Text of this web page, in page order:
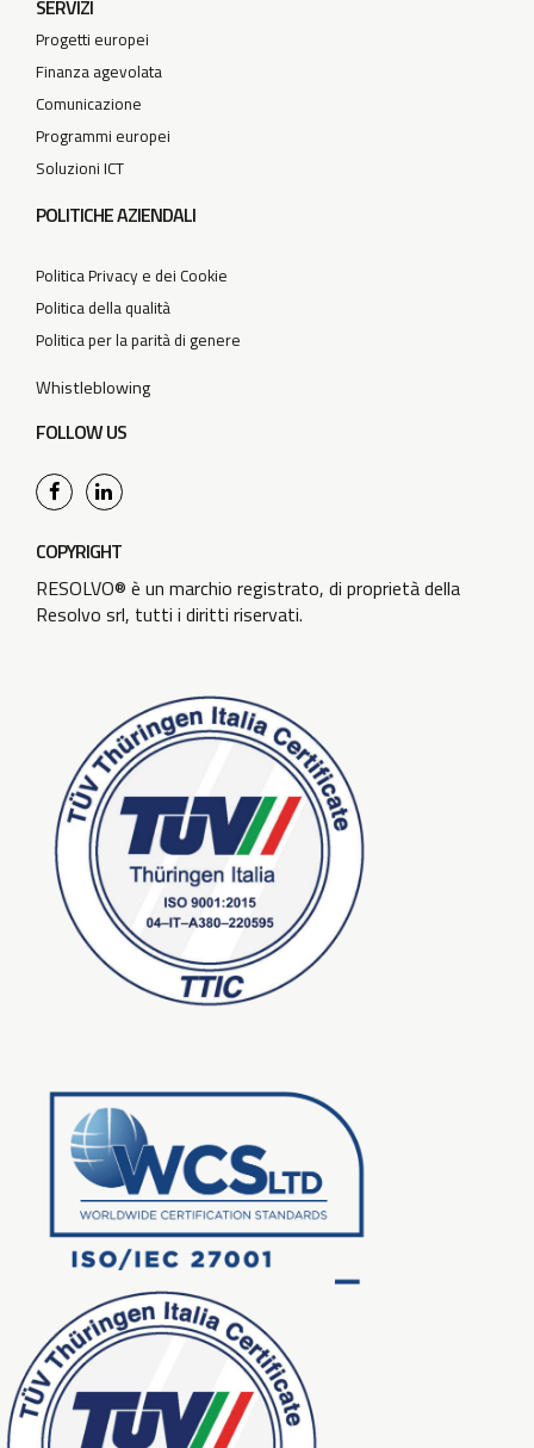
SERVIZI
Progetti europei
Finanza agevolata
Comunicazione
Programmi europei
Soluzioni ICT
POLITICHE AZIENDALI
Politica Privacy e dei Cookie
Politica della qualità
Politica per la parità di genere
Whistleblowing
FOLLOW US
COPYRIGHT
RESOLVO® è un marchio registrato, di proprietà della
Resolvo srl, tutti i diritti riservati.